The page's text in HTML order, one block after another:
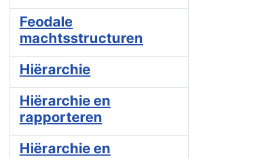
Feodale
machtsstructuren
Hiërarchie
Hiërarchie en
rapporteren
Hiërarchie en